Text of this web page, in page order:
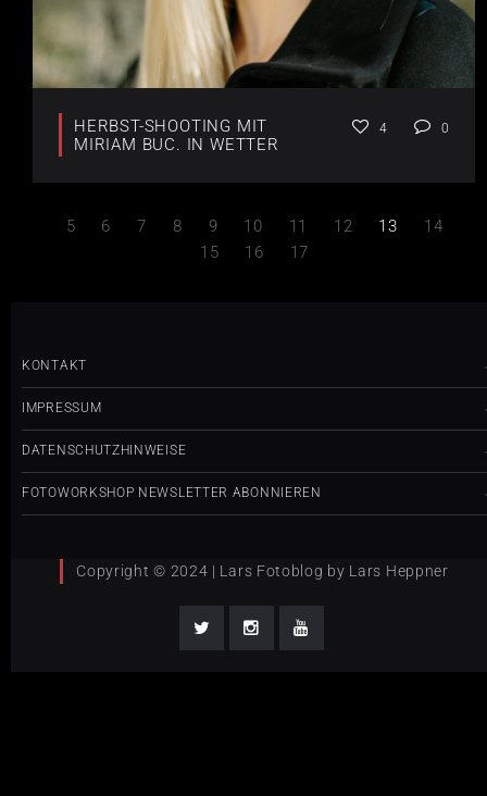
HERBST-SHOOTING MIT
MIRIAM BUC. IN WETTER
4 0
5 6 7 8 9 10 11 12 13
14
15
16 17
KONTAKT
IMPRESSUM
DATENSCHUTZHINWEISE
FOTOWORKSHOP NEWSLETTER ABONNIEREN
Copyright © 2024 | Lars Fotoblog by Lars Heppner